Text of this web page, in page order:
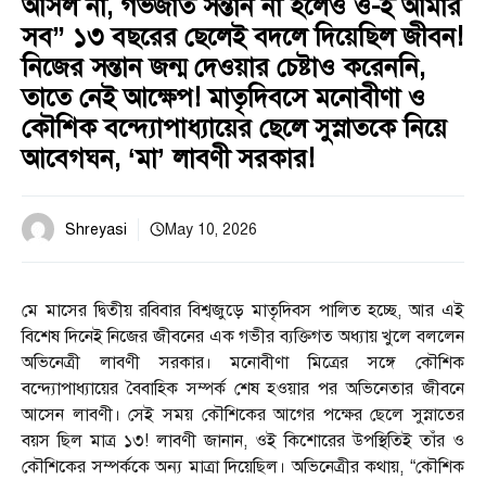
আসল না, গর্ভজাত সন্তান না হলেও ও-ই আমার
সব” ১৩ বছরের ছেলেই বদলে দিয়েছিল জীবন!
নিজের সন্তান জন্ম দেওয়ার চেষ্টাও করেননি,
তাতে নেই আক্ষেপ! মাতৃদিবসে মনোবীণা ও
কৌশিক বন্দ্যোপাধ্যায়ের ছেলে সুস্নাতকে নিয়ে
আবেগঘন, ‘মা’ লাবণী সরকার!
Shreyasi May 10, 2026
মে মাসের দ্বিতীয় রবিবার বিশ্বজুড়ে মাতৃদিবস পালিত হচ্ছে, আর এই
বিশেষ দিনেই নিজের জীবনের এক গভীর ব্যক্তিগত অধ্যায় খুলে বললেন
অভিনেত্রী লাবণী সরকার। মনোবীণা মিত্রের সঙ্গে কৌশিক
বন্দ্যোপাধ্যায়ের বৈবাহিক সম্পর্ক শেষ হওয়ার পর অভিনেতার জীবনে
আসেন লাবণী। সেই সময় কৌশিকের আগের পক্ষের ছেলে সুস্নাতের
বয়স ছিল মাত্র ১৩! লাবণী জানান, ওই কিশোরের উপস্থিতিই তাঁর ও
কৌশিকের সম্পর্ককে অন্য মাত্রা দিয়েছিল। অভিনেত্রীর কথায়, “কৌশিক